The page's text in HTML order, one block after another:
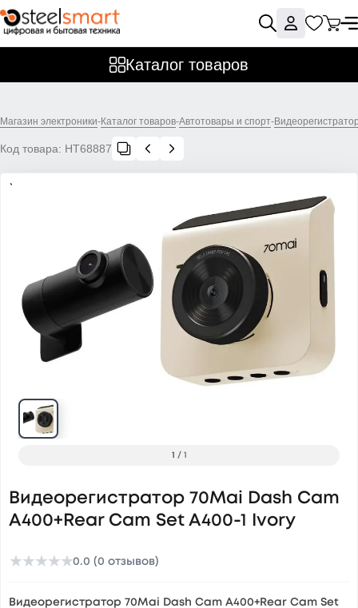
Каталог товаров
Магазин электроники-Каталог товаров-Автотовары и спорт-
Код товара: НТ68887
1 / 1
Видеорегистратор 70Mai Dash Cam
A400+Rear Cam Set A400-1 Ivory
★★★★★0.0 (0 отзывов)
Видеорегистратор 70Mai Dash Cam A400+Rear Cam Set